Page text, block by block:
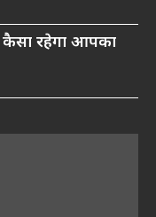
रहेगा आपका